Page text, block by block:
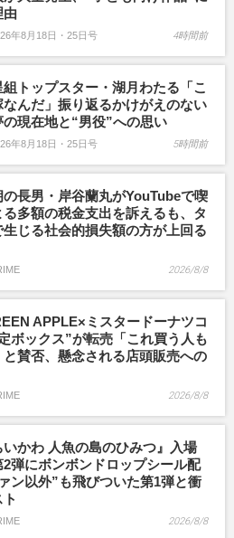
由
年8月18日・25日号 4時間前
組トップスター・湖月わたる「こ
なんだ」振り返るかけがえのない
の現在地と“男役”への思い
年8月18日・25日号 5時間前
の長男・岸谷蘭丸がYouTubeで喫
多額の税金支出を訴えるも、タ
じる社会的損失額の方が上回る
2026/8/8
APPLE×ミスタードーナツコ
ボックス”が転売「これ買う人も
と賛否、懸念される店頭販売への
2026/8/8
いかわ 人魚の島のひみつ』入場
2弾にボンボンドロップシール配
ン以外”も飛びついた第1弾と衝
2026/8/8